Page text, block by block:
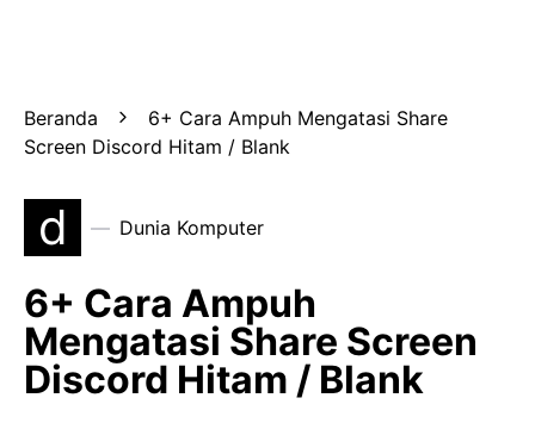
Beranda
6+ Cara Ampuh Mengatasi Share
Screen Discord Hitam / Blank
d Dunia Komputer
6+ Cara Ampuh
Mengatasi Share Screen
Discord Hitam / Blank